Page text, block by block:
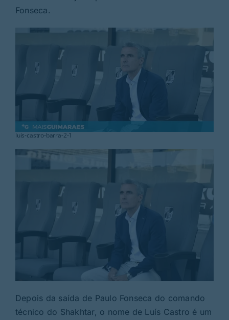
Revista
Search
For:
Fonseca.
luis-castro-barra-2-1
Depois da saída de Paulo Fonseca do comando
técnico do Shakhtar, o nome de Luís Castro é um